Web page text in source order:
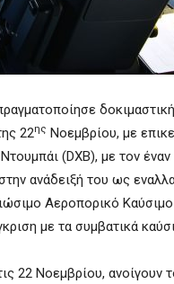
22ης Νοεμβρίου, με
(DXB), με τον έναν
ανάδειξή του ως
Αεροπορικό
με τα συμβατικά
22 Νοεμβρίου, ανοίγουν